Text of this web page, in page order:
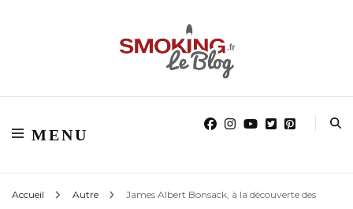
Blog smoking.fr
MENU
Accueil Autre
James Albert Bonsack, à la découverte des